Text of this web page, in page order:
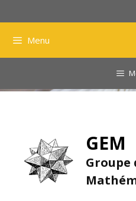
Menu
GEM
Groupe